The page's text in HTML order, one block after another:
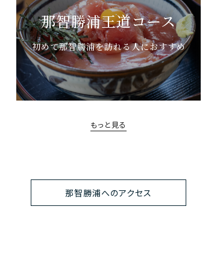
那智勝浦王道コース
初めて那智勝浦を訪れる人におすすめ
もっと見る
那智勝浦へのアクセス